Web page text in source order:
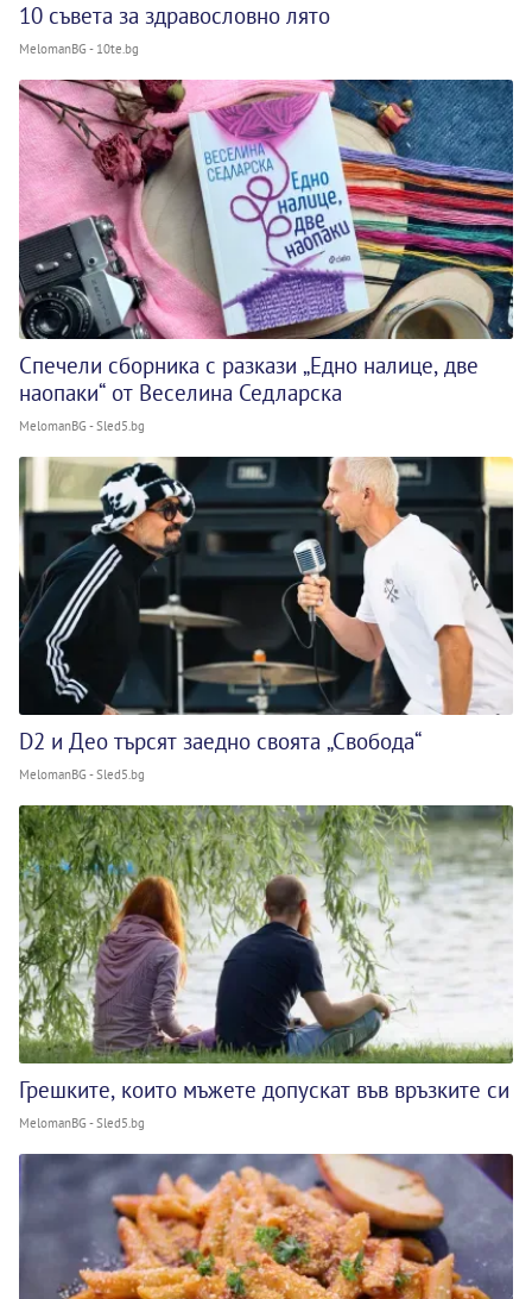
10 съвета за здравословно лято
MelomanBG - 10te.bg
Спечели сборника с разкази „Едно налице, две
наопаки“ от Веселина Седларска
MelomanBG - Sled5.bg
D2 и Део търсят заедно своята „Свобода“
MelomanBG - Sled5.bg
Грешките, които мъжете допускат във връзките си
MelomanBG - Sled5.bg